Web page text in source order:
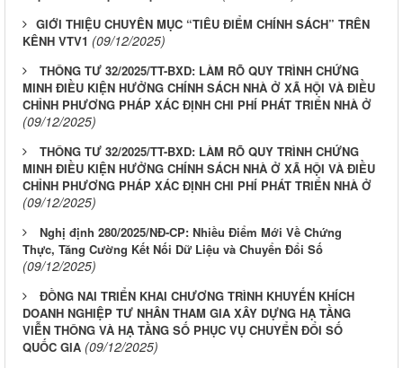
​​​​​​​GIỚI THIỆU CHUYÊN MỤC “TIÊU ĐIỂM CHÍNH SÁCH” TRÊN
KÊNH VTV1 (09/12/2025)
THÔNG TƯ 32/2025/TT-BXD: LÀM RÕ QUY TRÌNH CHỨNG
MINH ĐIỀU KIỆN HƯỞNG CHÍNH SÁCH NHÀ Ở XÃ HỘI VÀ ĐIỀU
CHỈNH PHƯƠNG PHÁP XÁC ĐỊNH CHI PHÍ PHÁT TRIỂN NHÀ Ở
(09/12/2025)
THÔNG TƯ 32/2025/TT-BXD: LÀM RÕ QUY TRÌNH CHỨNG
MINH ĐIỀU KIỆN HƯỞNG CHÍNH SÁCH NHÀ Ở XÃ HỘI VÀ ĐIỀU
CHỈNH PHƯƠNG PHÁP XÁC ĐỊNH CHI PHÍ PHÁT TRIỂN NHÀ Ở
(09/12/2025)
Nghị định 280/2025/NĐ-CP: Nhiều Điểm Mới Về Chứng
Thực, Tăng Cường Kết Nối Dữ Liệu và Chuyển Đổi Số
(09/12/2025)
ĐỒNG NAI TRIỂN KHAI CHƯƠNG TRÌNH KHUYẾN KHÍCH
DOANH NGHIỆP TƯ NHÂN THAM GIA XÂY DỰNG HẠ TẦNG
VIỄN THÔNG VÀ HẠ TẦNG SỐ PHỤC VỤ CHUYỂN ĐỔI SỐ
QUỐC GIA (09/12/2025)